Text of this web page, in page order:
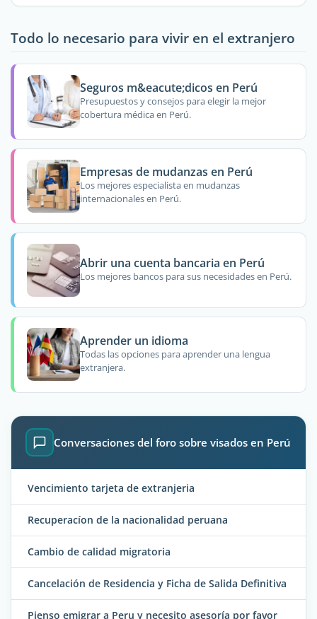
Todo lo necesario para vivir en el extranjero
Seguros m&eacute;dicos en Perú
Presupuestos y consejos para elegir la mejor
cobertura médica en Perú.
Empresas de mudanzas en Perú
Los mejores especialista en mudanzas
internacionales en Perú.
Abrir una cuenta bancaria en Perú
Los mejores bancos para sus necesidades en Perú.
Aprender un idioma
Todas las opciones para aprender una lengua
extranjera.
Conversaciones del foro sobre visados en Perú
Vencimiento tarjeta de extranjeria
Recuperacíon de la nacionalidad peruana
Cambio de calidad migratoria
Cancelación de Residencia y Ficha de Salida Definitiva
Pienso emigrar a Peru y necesito asesoría por favor